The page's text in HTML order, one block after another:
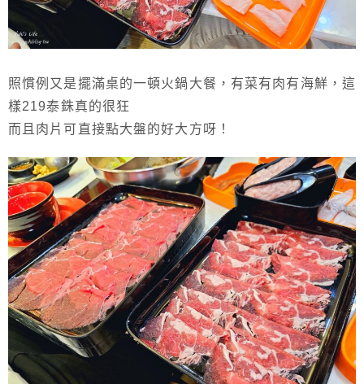
照慣例又是擺滿桌的一頓火鍋大餐，有菜有肉有海鮮，這
樣219泰銖真的很狂
而且肉片可直接點大盤的好大方呀！